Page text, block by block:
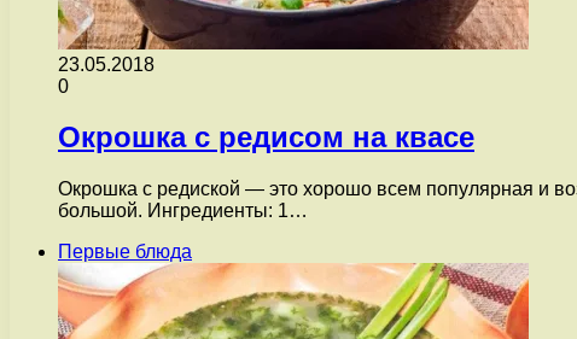
23.05.2018
0
Окрошка с редисом на квасе
Окрошка с редиской — это хорошо всем популярная и
большой. Ингредиенты: 1…
Первые блюда